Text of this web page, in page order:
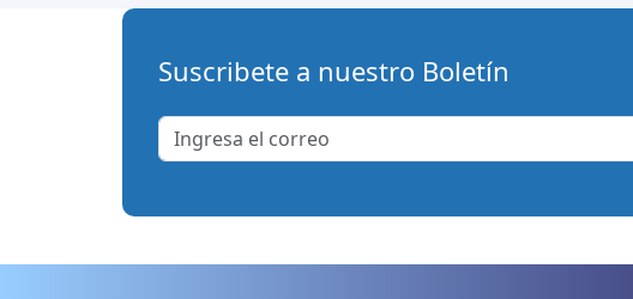
Suscribete a nuestro Boletín